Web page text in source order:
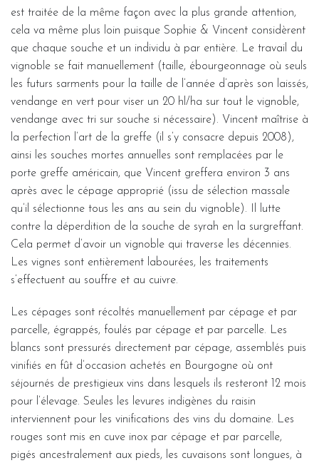
est traitée de la même façon avec la plus grande attention,
cela va même plus loin puisque Sophie & Vincent considèrent
que chaque souche et un individu à par entière. Le travail du
vignoble se fait manuellement (taille, ébourgeonnage où seuls
les futurs sarments pour la taille de l’année d’après son laissés,
vendange en vert pour viser un 20 hl/ha sur tout le vignoble,
vendange avec tri sur souche si nécessaire). Vincent maîtrise à
la perfection l’art de la greffe (il s’y consacre depuis 2008),
ainsi les souches mortes annuelles sont remplacées par le
porte greffe américain, que Vincent greffera environ 3 ans
après avec le cépage approprié (issu de sélection massale
qu’il sélectionne tous les ans au sein du vignoble). Il lutte
contre la déperdition de la souche de syrah en la surgreffant.
Cela permet d’avoir un vignoble qui traverse les décennies.
Les vignes sont entièrement labourées, les traitements
s’effectuent au souffre et au cuivre.
Les cépages sont récoltés manuellement par cépage et par
parcelle, égrappés, foulés par cépage et par parcelle. Les
blancs sont pressurés directement par cépage, assemblés puis
vinifiés en fût d’occasion achetés en Bourgogne où ont
séjournés de prestigieux vins dans lesquels ils resteront 12 mois
pour l’élevage. Seules les levures indigènes du raisin
interviennent pour les vinifications des vins du domaine. Les
rouges sont mis en cuve inox par cépage et par parcelle,
pigés ancestralement aux pieds, les cuvaisons sont longues, à